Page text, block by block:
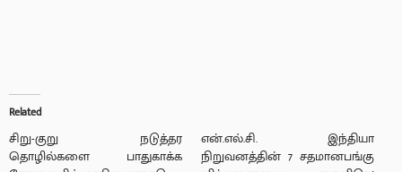
Related
சிறு-குறு நடுத்தர
தொழில்களை பாதுகாக்க
என்.எல்.சி. இந்தியா
நிறுவனத்தின் 7 சதமானபங்கு